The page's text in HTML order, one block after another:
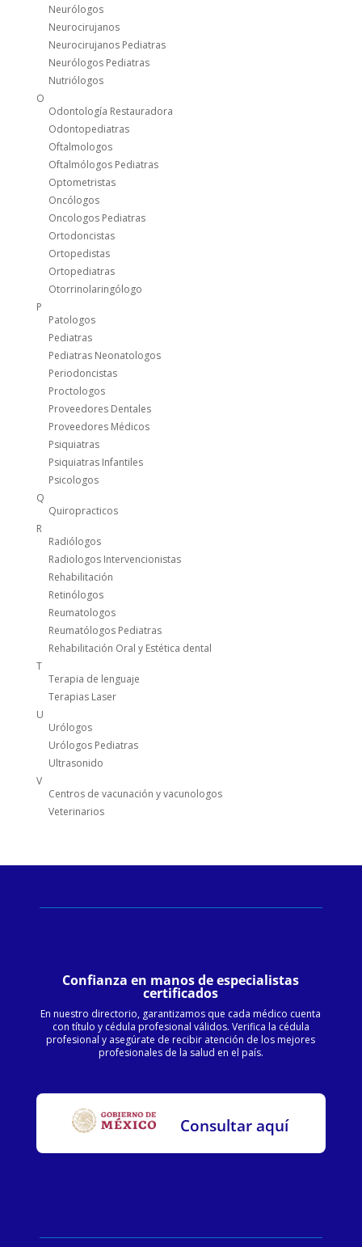
Neurólogos
Neurocirujanos
Neurocirujanos Pediatras
Neurólogos Pediatras
Nutriólogos
O
Odontología Restauradora
Odontopediatras
Oftalmologos
Oftalmólogos Pediatras
Optometristas
Oncólogos
Oncologos Pediatras
Ortodoncistas
Ortopedistas
Ortopediatras
Otorrinolaringólogo
P
Patologos
Pediatras
Pediatras Neonatologos
Periodoncistas
Proctologos
Proveedores Dentales
Proveedores Médicos
Psiquiatras
Psiquiatras Infantiles
Psicologos
Q
Quiropracticos
R
Radiólogos
Radiologos Intervencionistas
Rehabilitación
Retinólogos
Reumatologos
Reumatólogos Pediatras
Rehabilitación Oral y Estética dental
T
Terapia de lenguaje
Terapias Laser
U
Urólogos
Urólogos Pediatras
Ultrasonido
V
Centros de vacunación y vacunologos
Veterinarios
Confianza en manos de especialistas
certificados
En nuestro directorio, garantizamos que cada médico cuenta
con título y cédula profesional válidos. Verifica la cédula
profesional y asegúrate de recibir atención de los mejores
profesionales de la salud en el país.
Consultar aquí